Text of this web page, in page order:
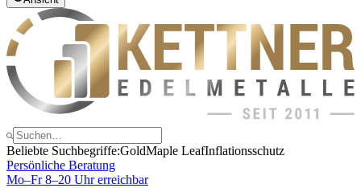
Beliebte Suchbegriffe:GoldMaple LeafInflationsschutz
Persönliche Beratung
Mo–Fr 8–20 Uhr erreichbar